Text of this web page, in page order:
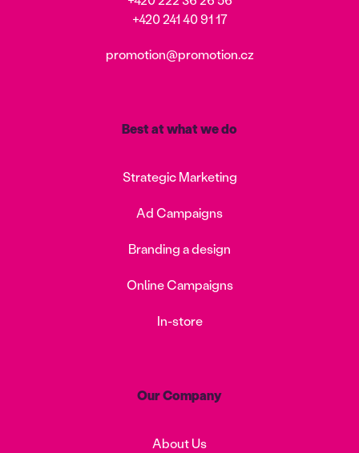
+420 241 40 91 17
promotion@promotion.cz
Best at what we do
Strategic Marketing
Ad Campaigns
Branding a design
Online Campaigns
In-store
Our Company
About Us